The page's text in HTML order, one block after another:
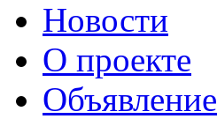
Новости
О проекте
Объявление